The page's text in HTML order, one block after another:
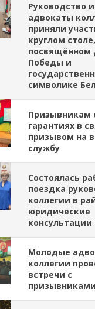
Руководство и
адвокаты
приняли
круглом столе,
посвящённом
Победы и
символике
Призывникам
гарантиях в
призывом на
службу
Состоялась
поездка
коллегии в
юридические
консультации
Молодые
коллегии
встречи с
призывниками